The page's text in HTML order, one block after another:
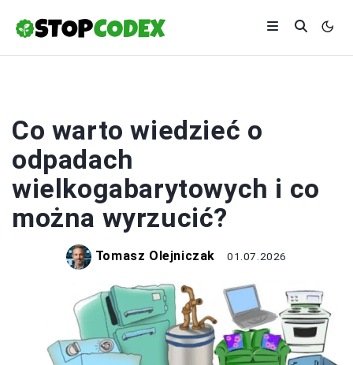
Co warto wiedzieć o
odpadach
wielkogabarytowych i co
można wyrzucić?
Tomasz Olejniczak 01.07.2026